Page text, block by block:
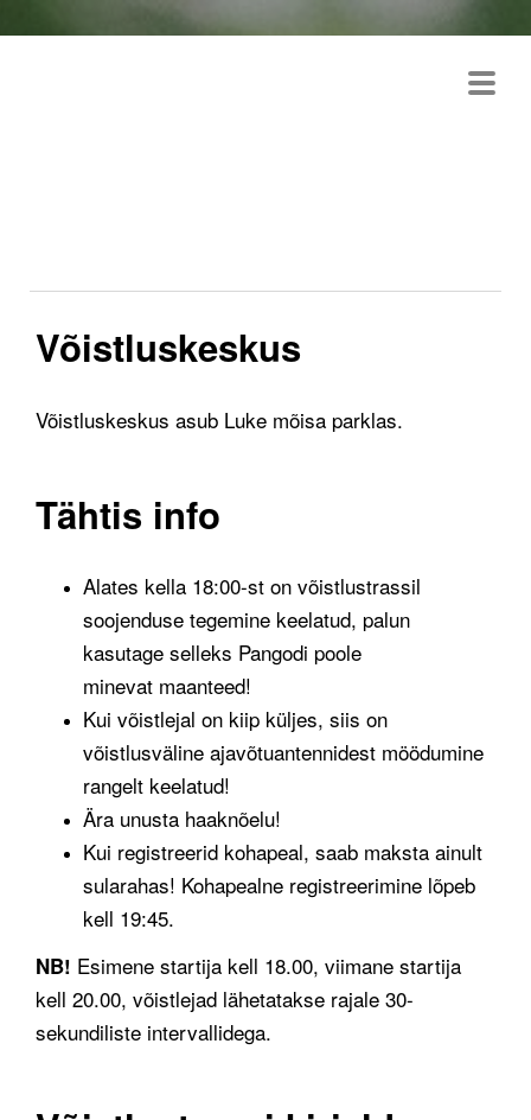
Võistluskeskus
Võistluskeskus asub Luke mõisa parklas.
Tähtis info
Alates kella 18:00-st on võistlustrassil
soojenduse tegemine keelatud, palun
kasutage selleks Pangodi poole
minevat maanteed!
Kui võistlejal on kiip küljes, siis on
võistlusväline ajavõtuantennidest möödumine
rangelt keelatud!
Ära unusta haaknõelu!
Kui registreerid kohapeal, saab maksta ainult
sularahas! Kohapealne registreerimine lõpeb
kell 19:45.
NB! Esimene startija kell 18.00, viimane startija
kell 20.00, võistlejad lähetatakse rajale 30-
sekundiliste intervallidega.